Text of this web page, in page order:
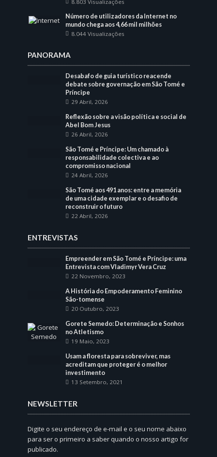
8.803 Visualizações
Número de utilizadores da Internet no
mundo chega aos 4,66 mil milhões
8.044 Visualizações
PANORAMA
Desabafo de guia turístico reacende
debate sobre governação em São Tomé e
Príncipe
29 Abril, 2026
Reflexão sobre a visão política e social de
Abel Bom Jesus
26 Abril, 2026
São Tomé e Príncipe: Um chamado à
responsabilidade colectiva e ao
compromisso nacional
24 Abril, 2026
São Tomé aos 491 anos: entre a memória
de uma cidade exemplar e o desafio de
reconstruir o futuro
22 Abril, 2026
ENTREVISTAS
Empreender em São Tomé e Príncipe: uma
Entrevista com Vladimyr Vera Cruz
22 Novembro, 2023
A História do Empoderamento Feminino
São-tomense
20 Outubro, 2023
Gorete Semedo: Determinação e Sonhos
no Atletismo
19 Maio, 2023
Usam a floresta para sobreviver, mas
acreditam que proteger é o melhor
investimento
13 Setembro, 2021
NEWSLETTER
Digite o seu endereço de e-mail e o seu nome abaixo
para ser o primeiro a saber quando o nosso artigo for
publicado.